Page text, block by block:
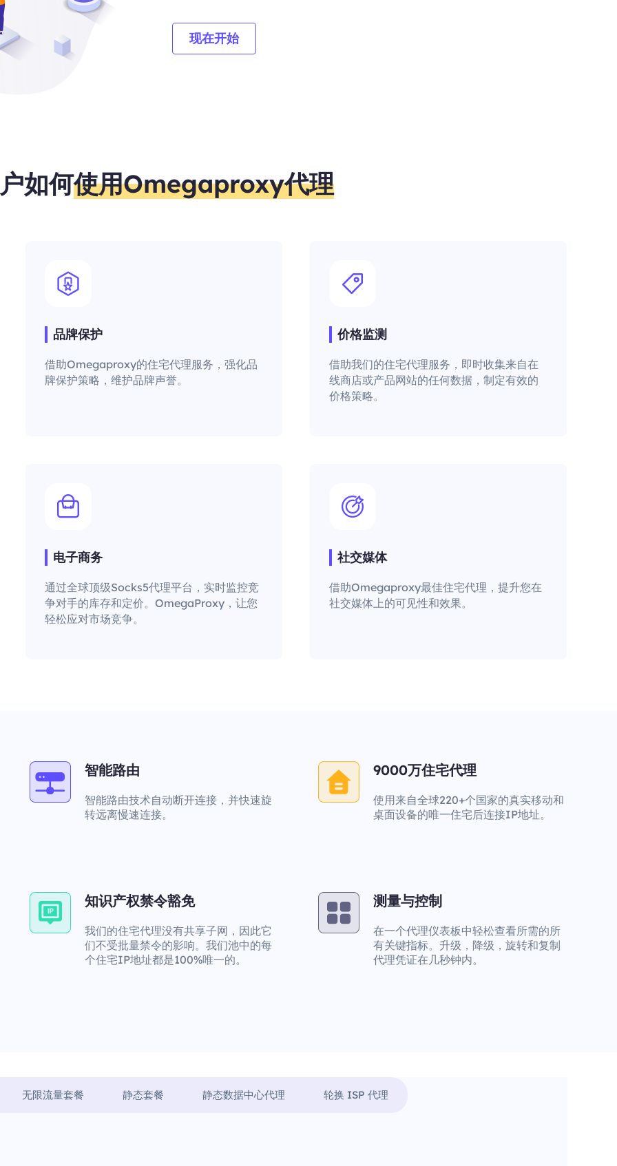
现在开始
如何使用Omegaproxy代理
品牌保护
借助Omegaproxy的住宅代理服务，强化品
牌保护策略，维护品牌声誉。
价格监测
借助我们的住宅代理服务，即时收集来自在
线商店或产品网站的任何数据，制定有效的
价格策略。
电子商务
通过全球顶级Socks5代理平台，实时监控竞
争对手的库存和定价。OmegaProxy，让您
轻松应对市场竞争。
社交媒体
借助Omegaproxy最佳住宅代理，提升您在
社交媒体上的可见性和效果。
智能路由
智能路由技术自动断开连接，并快速旋
转远离慢速连接。
9000万住宅代理
使用来自全球220+个国家的真实移动和
桌面设备的唯一住宅后连接IP地址。
知识产权禁令豁免
我们的住宅代理没有共享子网，因此它
们不受批量禁令的影响。我们池中的每
个住宅IP地址都是100%唯一的。
测量与控制
在一个代理仪表板中轻松查看所需的所
有关键指标。升级，降级，旋转和复制
代理凭证在几秒钟内。
无限流量套餐 静态套餐 静态数据中心代理 轮换 ISP 代理